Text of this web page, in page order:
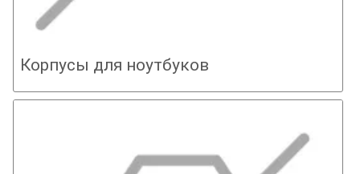
Корпусы для ноутбуков